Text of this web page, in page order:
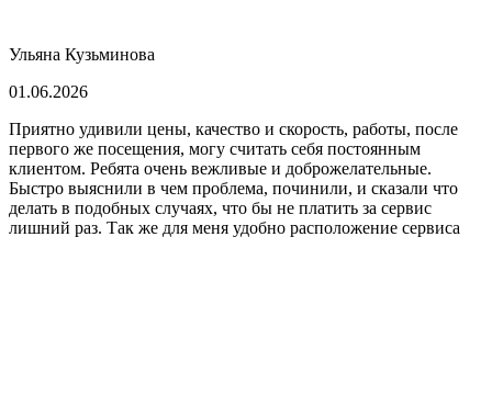
Ульяна Кузьминова
01.06.2026
Приятно удивили цены, качество и скорость, работы, после
первого же посещения, могу считать себя постоянным
клиентом. Ребята очень вежливые и доброжелательные.
Быстро выяснили в чем проблема, починили, и сказали что
делать в подобных случаях, что бы не платить за сервис
лишний раз. Так же для меня удобно расположение сервиса